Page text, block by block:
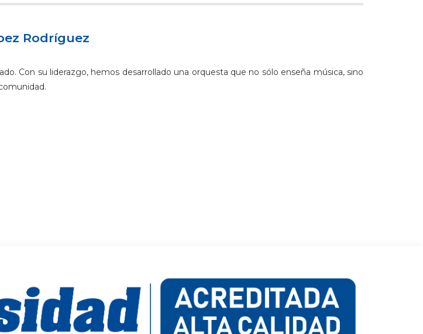
Rodríguez
Con su liderazgo, hemos desarrollado una orquesta que no sólo enseña música, sino